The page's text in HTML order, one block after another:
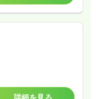
詳細を見る